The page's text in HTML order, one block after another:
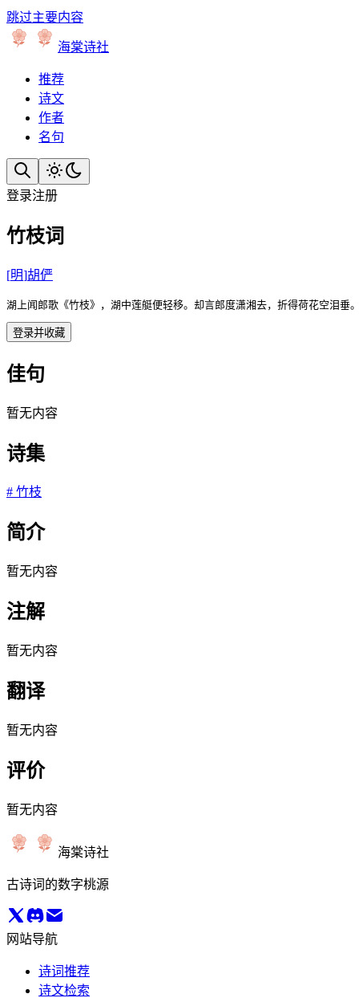
跳过主要内容
海棠诗社
推荐
诗文
作者
名句
登录注册
竹枝词
[明]胡俨
湖上闻郎歌《竹枝》，湖中莲艇便轻移。却言郎度潇湘去，折得荷花空泪垂
登录并收藏
佳句
暂无内容
诗集
# 竹枝
简介
暂无内容
注解
暂无内容
翻译
暂无内容
评价
暂无内容
海棠诗社
古诗词的数字桃源
网站导航
诗词推荐
诗文检索